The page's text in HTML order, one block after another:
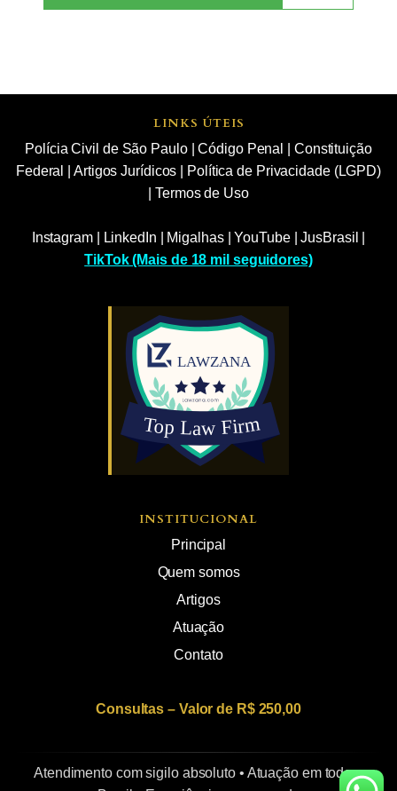
LINKS ÚTEIS
Polícia Civil de São Paulo|Código Penal
Constituição
Federal
Artigos Jurídicos
Política de Privacidade (LGPD)
|Termos de Uso
Instagram| LinkedIn Migalhas|YouTube|JusBrasil
TikTok (Mais de 18 mil seguidores)
INSTITUCIONAL
Principal
Quem somos
Artigos
Atuação
Contato
Consultas – Valor de R$ 250,00
Atendimento com sigilo absoluto • Atuação em todo o